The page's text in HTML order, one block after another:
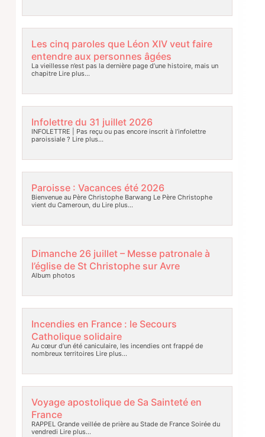
Les cinq paroles que Léon XIV veut faire
entendre aux personnes âgées
La vieillesse n’est pas la dernière page d’une histoire, mais un
chapitreLire plus…
Infolettre du 31 juillet 2026
INFOLETTRE | Pas reçu ou pas encore inscrit à l’infolettre
paroissiale ? Lire plus…
Paroisse : Vacances été 2026
Bienvenue au Père Christophe Barwang Le Père Christophe
vient du Cameroun, duLire plus…
Dimanche 26 juillet – Messe patronale à
l’église de St Christophe sur Avre
Album photos
Incendies en France : le Secours
Catholique solidaire
Au cœur d’un été caniculaire, les incendies ont frappé de
nombreux territoires Lire plus…
Voyage apostolique de Sa Sainteté en
France
RAPPEL Grande veillée de prière au Stade de France Soirée du
vendredi Lire plus…